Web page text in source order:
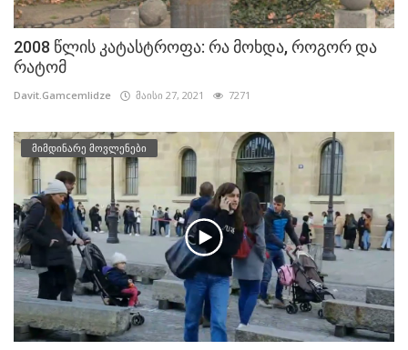
2008 წლის კატასტროფა: რა მოხდა, როგორ და
რატომ
Davit.Gamcemlidze მაისი 27, 2021 7271
მიმდინარე მოვლენები